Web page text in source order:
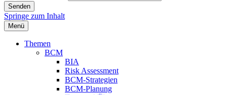
Springe zum Inhalt
Menü
Themen
BCM
BIA
Risk Assessment
BCM-Strategien
BCM-Planung